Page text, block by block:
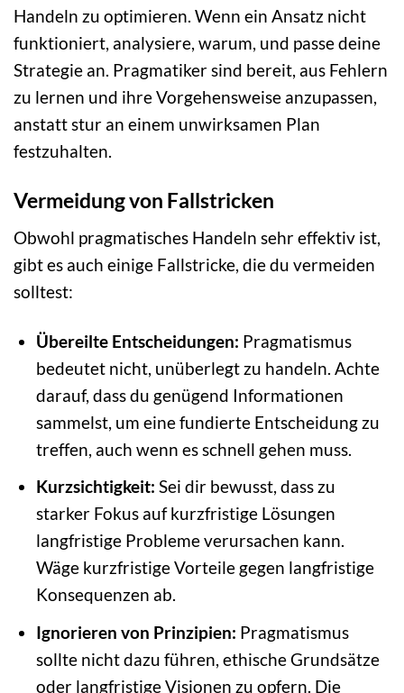
Handeln zu optimieren. Wenn ein Ansatz nicht
funktioniert, analysiere, warum, und passe deine
Strategie an. Pragmatiker sind bereit, aus Fehlern
zu lernen und ihre Vorgehensweise anzupassen,
anstatt stur an einem unwirksamen Plan
festzuhalten.
Vermeidung von Fallstricken
Obwohl pragmatisches Handeln sehr effektiv ist,
gibt es auch einige Fallstricke, die du vermeiden
solltest:
Übereilte Entscheidungen: Pragmatismus
bedeutet nicht, unüberlegt zu handeln. Achte
darauf, dass du genügend Informationen
sammelst, um eine fundierte Entscheidung zu
treffen, auch wenn es schnell gehen muss.
Kurzsichtigkeit: Sei dir bewusst, dass zu
starker Fokus auf kurzfristige Lösungen
langfristige Probleme verursachen kann.
Wäge kurzfristige Vorteile gegen langfristige
Konsequenzen ab.
Ignorieren von Prinzipien: Pragmatismus
sollte nicht dazu führen, ethische Grundsätze
oder langfristige Visionen zu opfern. Die